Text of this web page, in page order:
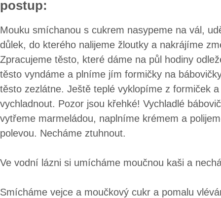
postup:
Mouku smíchanou s cukrem nasypeme na vál,
důlek, do kterého nalijeme žloutky a nakrájíme
Zpracujeme těsto, které dáme na půl hodiny
těsto vyndáme a plníme jím formičky na
těsto zezlátne. Ještě teplé vyklopíme z formiček
vychladnout. Pozor jsou křehké! Vychladlé
vytřeme marmeládou, naplníme krémem a
polevou. Necháme ztuhnout.
Ve vodní lázni si umícháme moučnou kaši a
Smícháme vejce a moučkový cukr a pomalu